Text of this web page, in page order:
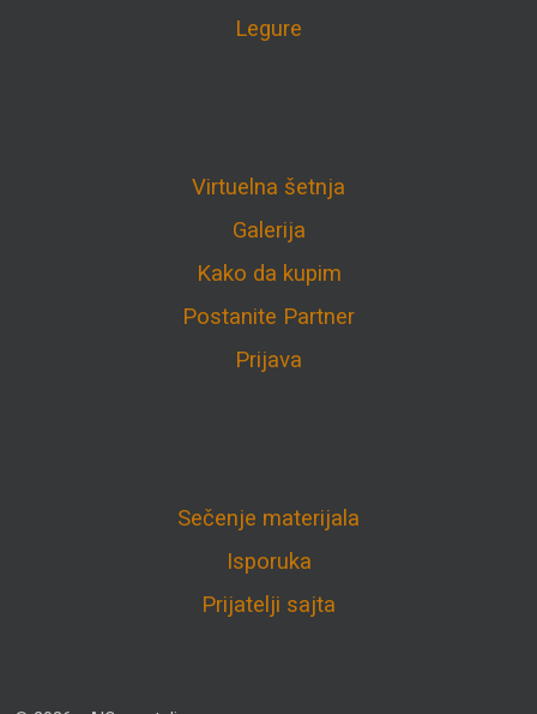
Legure
Virtuelna šetnja
Galerija
Kako da kupim
Postanite Partner
Prijava
Sečenje materijala
Isporuka
Prijatelji sajta